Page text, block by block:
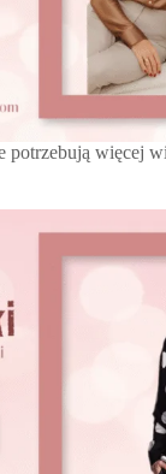
potrzebują więcej